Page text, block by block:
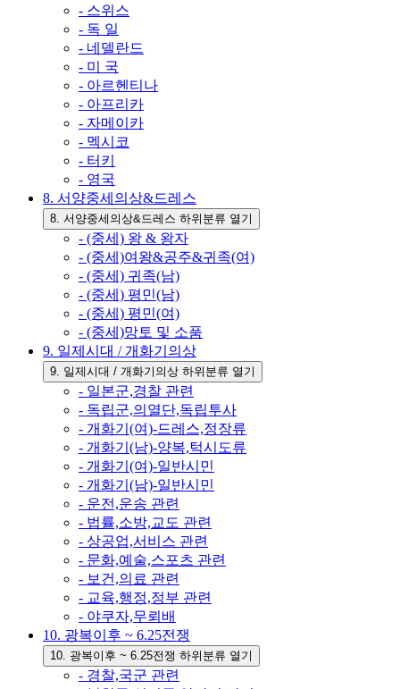
- 스위스
- 독 일
- 네델란드
- 미 국
- 아르헨티나
- 아프리카
- 자메이카
- 멕시코
- 터키
- 영국
8. 서양중세의상&드레스
8. 서양중세의상&드레스 하위분류 열기
- (중세) 왕 & 왕자
- (중세)여왕&공주&귀족(여)
- (중세) 귀족(남)
- (중세) 평민(남)
- (중세) 평민(여)
- (중세)망토 및 소품
9. 일제시대 / 개화기의상
9. 일제시대 / 개화기의상 하위분류 열기
- 일본군,경찰 관련
- 독립군,의열단,독립투사
- 개화기(여)-드레스,정장류
- 개화기(남)-양복,턱시도류
- 개화기(여)-일반시민
- 개화기(남)-일반시민
- 운전,운송 관련
- 법률,소방,교도 관련
- 상공업,서비스 관련
- 문화,예술,스포츠 관련
- 보건,의료 관련
- 교육,행정,정부 관련
- 야쿠자,무뢰배
10. 광복이후 ~ 6.25전쟁
10. 광복이후 ~ 6.25전쟁 하위분류 열기
- 경찰,국군 관련